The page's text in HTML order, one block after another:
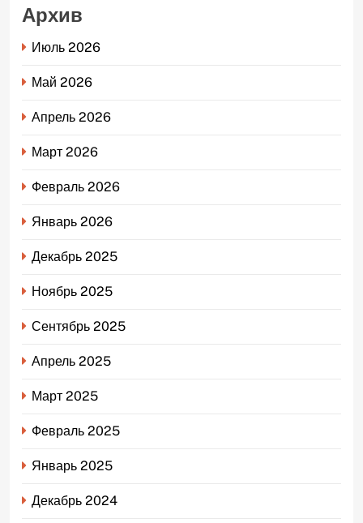
Архив
Июль 2026
Май 2026
Апрель 2026
Март 2026
Февраль 2026
Январь 2026
Декабрь 2025
Ноябрь 2025
Сентябрь 2025
Апрель 2025
Март 2025
Февраль 2025
Январь 2025
Декабрь 2024